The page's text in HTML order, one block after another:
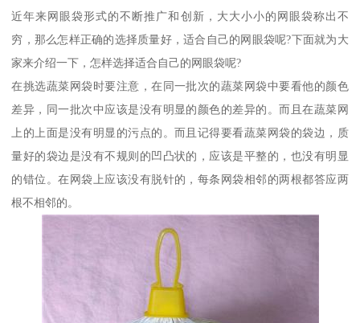
近年来网眼袋形式的不断推广和创新，大大小小的网眼袋称出不
穷，那么怎样正确的选择质量好，适合自己的网眼袋呢?下面就为大
家来介绍一下，怎样选择适合自己的网眼袋呢?
在挑选蔬菜网袋时要注意，在同一批次的蔬菜网袋中要看他的颜色
差异，同一批次中应该是没有明显的颜色的差异的。而且在蔬菜网
上的上面是没有明显的污点的。而且记得要看蔬菜网袋的袋边，质
量好的袋边是没有不规则的凹凸状的，应该是平整的，也没有明显
的错位。在网袋上应该没有脱针的，每条网袋相邻的两根都答应两
根不相邻的。